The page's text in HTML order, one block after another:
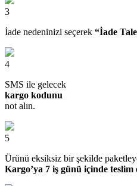
3
İade nedeninizi seçerek “İade
4
SMS ile gelecek
kargo kodunu
not alın.
5
Ürünü eksiksiz bir şekilde
Kargo’ya 7 iş günü içinde teslim